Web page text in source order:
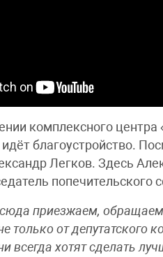
комплексного
благоустройство.
Легков. Здесь
попечительского
приезжаем,
только от депутатского
всегда хотят сделать